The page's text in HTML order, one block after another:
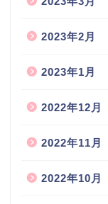
2023年2月
2023年1月
2022年12月
2022年11月
2022年10月